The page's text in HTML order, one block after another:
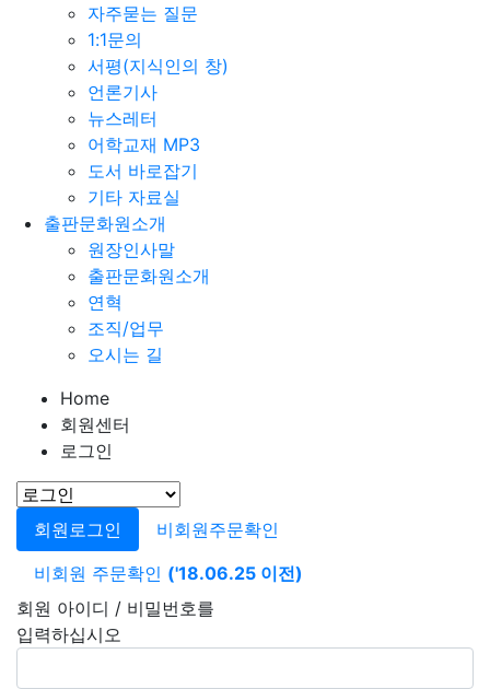
자주묻는 질문
1:1문의
서평(지식인의 창)
언론기사
뉴스레터
어학교재 MP3
도서 바로잡기
기타 자료실
출판문화원소개
원장인사말
출판문화원소개
연혁
조직/업무
오시는 길
Home
회원센터
로그인
회원로그인
비회원주문확인
비회원 주문확인 ('18.06.25 이전)
회원 아이디 / 비밀번호를
입력하십시오